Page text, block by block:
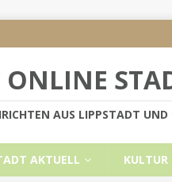
ONLINE
AUS LIPPSTADT UND
AKTUELL KULTUR